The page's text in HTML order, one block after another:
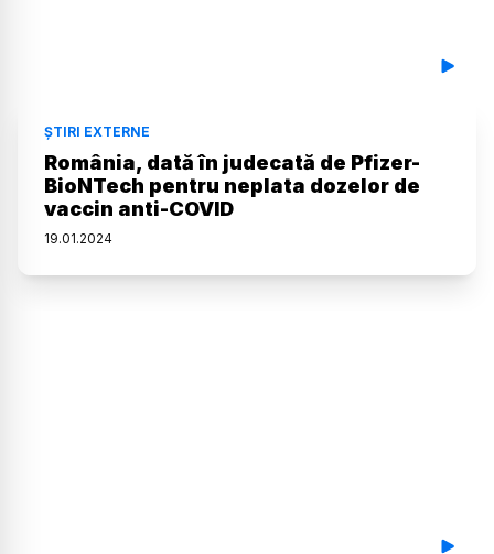
ȘTIRI EXTERNE
România, dată în judecată de Pfizer-
BioNTech pentru neplata dozelor de
vaccin anti-COVID
19.01.2024